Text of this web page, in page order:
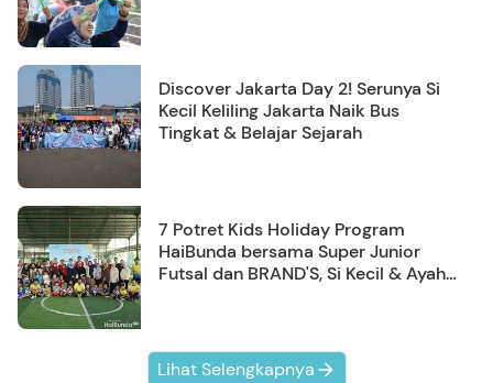
Discover Jakarta Day 2! Serunya Si
Kecil Keliling Jakarta Naik Bus
Tingkat & Belajar Sejarah
7 Potret Kids Holiday Program
HaiBunda bersama Super Junior
Futsal dan BRAND'S, Si Kecil & Ayah
Lihat Selengkapnya